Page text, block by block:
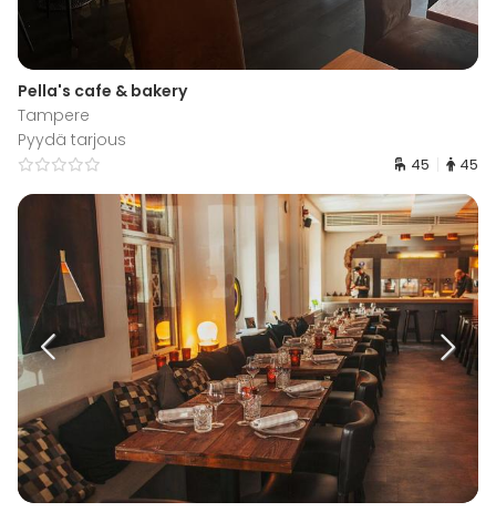
Pella's cafe & bakery
Tampere
Pyydä tarjous
45 45